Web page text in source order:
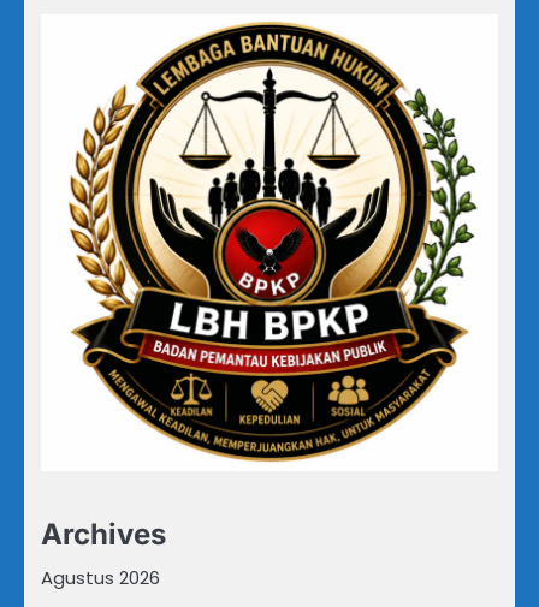
Archives
Agustus 2026